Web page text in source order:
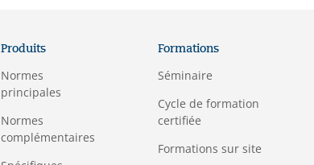
Produits
Normes
principales
Normes
complémentaires
Formations
Séminaire
Cycle de formation
certifiée
Formations sur site